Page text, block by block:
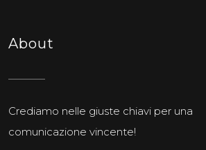
About
Crediamo nelle giuste chiavi per una
comunicazione vincente!